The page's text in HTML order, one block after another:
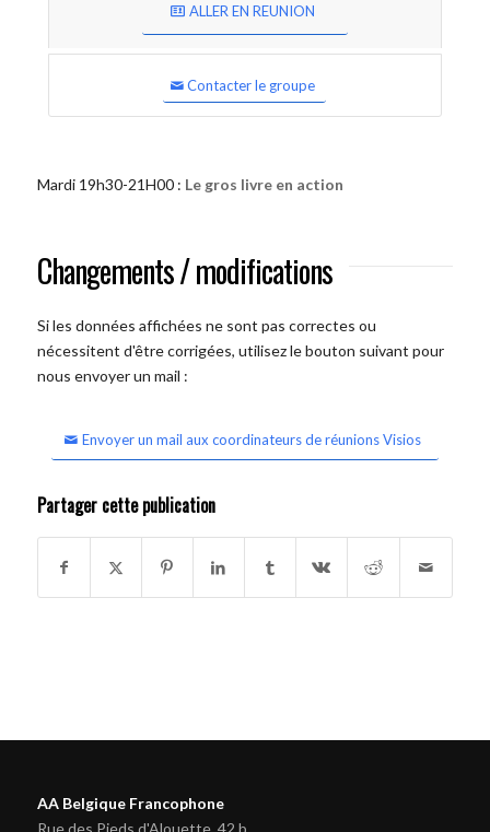
ALLER EN REUNION
Contacter le groupe
Mardi 19h30-21H00 : Le gros livre en action
Changements / modifications
Si les données affichées ne sont pas correctes ou
nécessitent d'être corrigées, utilisez le bouton suivant pour
nous envoyer un mail :
Envoyer un mail aux coordinateurs de réunions Visios
Partager cette publication
AA Belgique Francophone
Rue des Pieds d'Alouette, 42 b